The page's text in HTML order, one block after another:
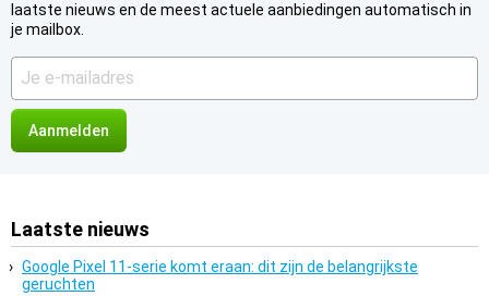
laatste nieuws en de meest actuele aanbiedingen automatisch in
je mailbox.
Je
e-
mailadres
Laatste nieuws
Google Pixel 11-serie komt eraan: dit zijn de belangrijkste
geruchten